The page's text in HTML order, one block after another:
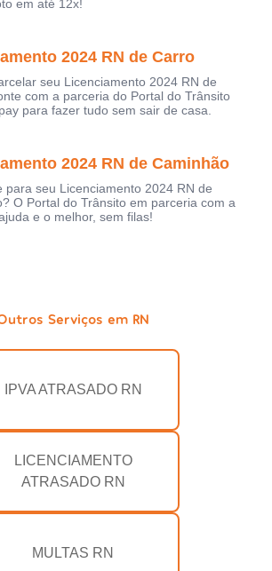
em até 12x!
2024 RN de Carro
seu Licenciamento 2024 RN de
com a parceria do Portal do Trânsito
para fazer tudo sem sair de casa.
2024 RN de Caminhão
para seu Licenciamento 2024 RN de
O Portal do Trânsito em parceria com a
e o melhor, sem filas!
Serviços em RN
IPVA ATRASADO RN
LICENCIAMENTO
ATRASADO RN
MULTAS RN